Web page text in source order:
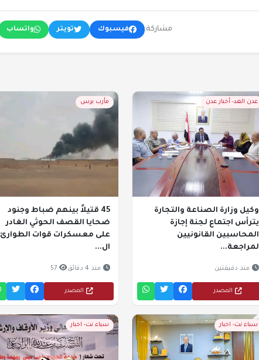
مشاركة: فيسبوك تويتر واتساب
عدن الغد- أخبار عدن
وكيل وزارة الصناعة والتجارة
يترأس اجتماع لجنة إجازة
المحاسبين القانونيين
لمراجعة...
منذ دقيقتين
المصدر
مأرب برس
45 قتيلاً بينهم ضباط وجنود
ضحايا القصف الحوثي الغادر
على معسكرات قوات الطوارئ
ال...
منذ 4 دقائق 57
المصدر
سباء نت- اخبار سباء نت- اخبار